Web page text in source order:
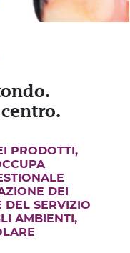
PRODOTTI,
DEI
DEL SERVIZIO
AMBIENTI,